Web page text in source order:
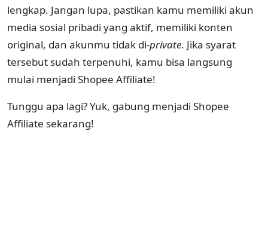
lengkap. Jangan lupa, pastikan kamu memiliki akun
media sosial pribadi yang aktif, memiliki konten
original, dan akunmu tidak di-private. Jika syarat
tersebut sudah terpenuhi, kamu bisa langsung
mulai menjadi Shopee Affiliate!
Tunggu apa lagi? Yuk, gabung menjadi Shopee
Affiliate sekarang!